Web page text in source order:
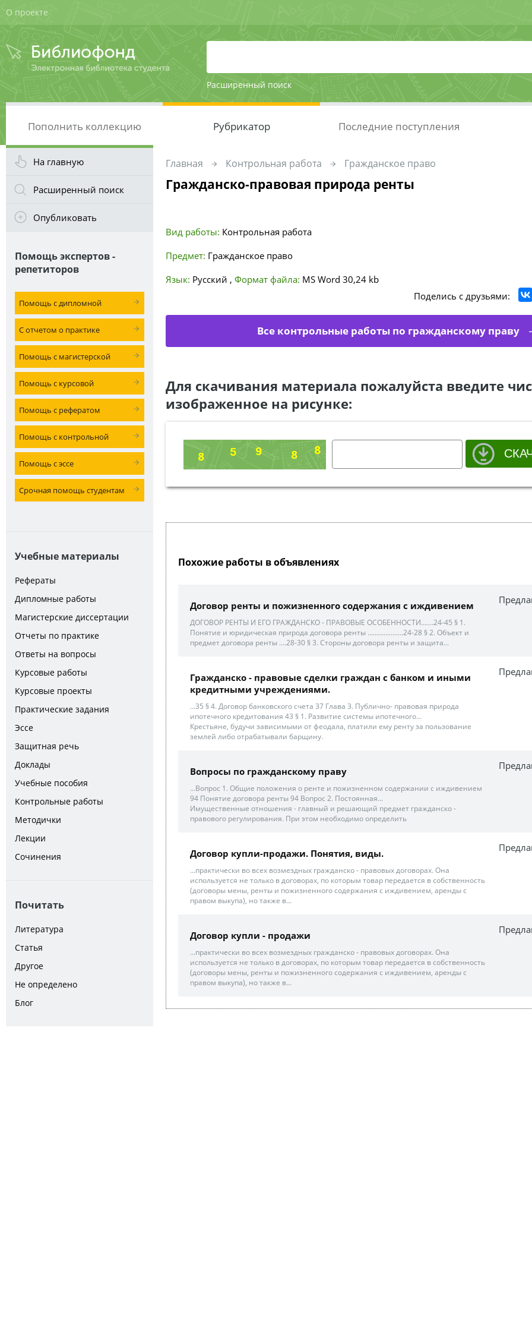
О проекте
Расширенный поиск
Пополнить коллекцию Рубрикатор Последние поступления
На главную
Расширенный поиск
Опубликовать
Помощь экспертов -
репетиторов
Помощь с дипломной
С отчетом о практике
Помощь с магистерской
Помощь с курсовой
Помощь с рефератом
Помощь с контрольной
Помощь с эссе
Срочная помощь студентам
Учебные материалы
Рефераты
Дипломные работы
Магистерские диссертации
Отчеты по практике
Ответы на вопросы
Курсовые работы
Курсовые проекты
Практические задания
Эссе
Защитная речь
Доклады
Учебные пособия
Контрольные работы
Методички
Лекции
Сочинения
Почитать
Литература
Статья
Другое
Не определено
Блог
Главная Контрольная работа Гражданское право
Гражданско-правовая природа ренты
Вид работы: Контрольная работа
Предмет: Гражданское право
Язык: Русский , Формат файла: MS Word 30,24 kb
Поделись с друзьями:
Все контрольные работы по гражданскому праву
Для скачивания материала пожалуйста введите
изображенное на рисунке:
Похожие работы в объявлениях
Договор ренты и пожизненного содержания с иждивением
ДОГОВОР РЕНТЫ И ЕГО ГРАЖДАНСКО - ПРАВОВЫЕ ОСОБЕННОСТИ….…24-45 § 1.
Понятие и юридическая природа договора ренты …………….….24-28 § 2. Объект и
предмет договора ренты ….28-30 § 3. Стороны договора ренты и защита...
Гражданско - правовые сделки граждан с банком и иными
кредитными учреждениями.
...35 § 4. Договор банковского счета 37 Глава 3. Публично- правовая природа
ипотечного кредитования 43 § 1. Развитие системы ипотечного...
Крестьяне, будучи зависимыми от феодала, платили ему ренту за пользование
землей либо отрабатывали барщину.
Вопросы по гражданскому праву
...Вопрос 1. Общие положения о ренте и пожизненном содержании с иждивением
94 Понятие договора ренты 94 Вопрос 2. Постоянная...
Имущественные отношения - главный и решающий предмет гражданско -
правового регулирования. При этом необходимо определить
Договор купли-продажи. Понятия, виды.
...практически во всех возмездных гражданско - правовых договорах. Она
используется не только в договорах, по которым товар передается в собственность
(договоры мены, ренты и пожизненного содержания с иждивением, аренды с
правом выкупа), но также в...
Договор купли - продажи
...практически во всех возмездных гражданско - правовых договорах. Она
используется не только в договорах, по которым товар передается в собственность
(договоры мены, ренты и пожизненного содержания с иждивением, аренды с
правом выкупа), но также в...